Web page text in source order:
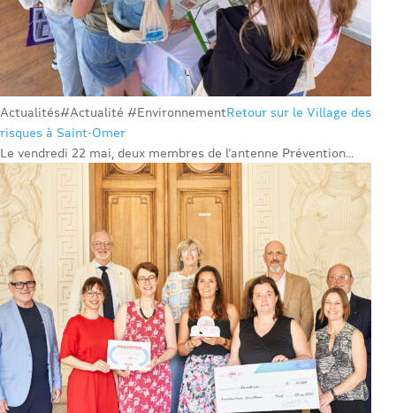
Actualités#Actualité #EnvironnementRetour sur le Village des
risques à Saint-Omer
Le vendredi 22 mai, deux membres de l’antenne Prévention...